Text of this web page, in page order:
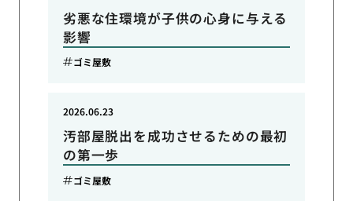
劣悪な住環境が子供の心身に与える
影響
ゴミ屋敷
汚部屋脱出を成功させるための最初
の第一歩
2026.06.23
ゴミ屋敷